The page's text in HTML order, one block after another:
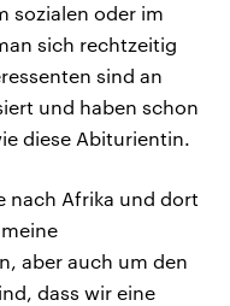
sozialen oder im
sich rechtzeitig
sind an
und haben schon
diese Abiturientin.
nach Afrika und dort
aber auch um den
dass wir eine